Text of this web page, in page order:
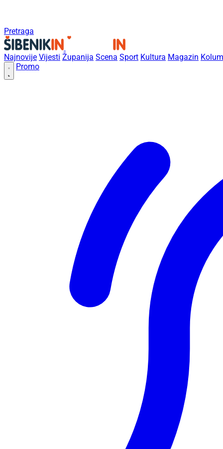
Pretraga
Najnovije Vijesti Županija Scena Sport Kultura Magazin
Promo